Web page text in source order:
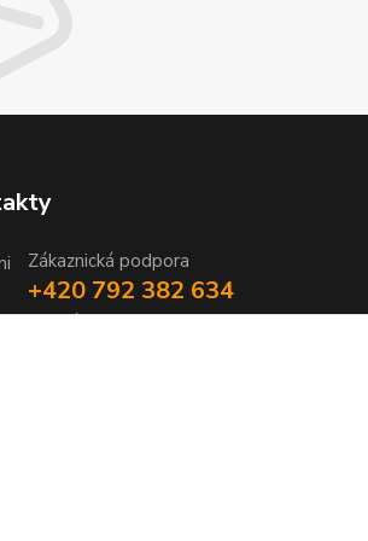
Zákaznická podpora
+420 792 382 634
(Po-Pá, 8-16 hod.)